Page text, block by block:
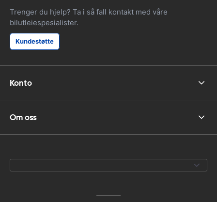
Trenger du hjelp? Ta i så fall kontakt med våre
bilutleiespesialister.
Kundestøtte
Konto
Om oss